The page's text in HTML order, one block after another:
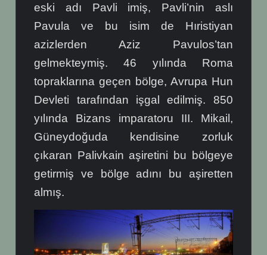
eski adı Pavli imiş, Pavli’nin aslı
Pavula ve bu isim de Hıristiyan
azizlerden Aziz Pavulos’tan
gelmekteymiş. 46 yılında Roma
topraklarına geçen bölge, Avrupa Hun
Devleti tarafından işgal edilmiş. 850
yılında Bizans imparatoru III. Mikail,
Güneydoğuda kendisine zorluk
çıkaran Palivkain aşiretini bu bölgeye
getirmiş ve bölge adını bu aşiretten
almış.